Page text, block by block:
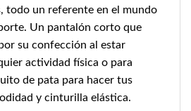
todo un referente en el mundo
Un pantalón corto que
su confección al estar
actividad física o para
de pata para hacer tus
y cinturilla elástica.